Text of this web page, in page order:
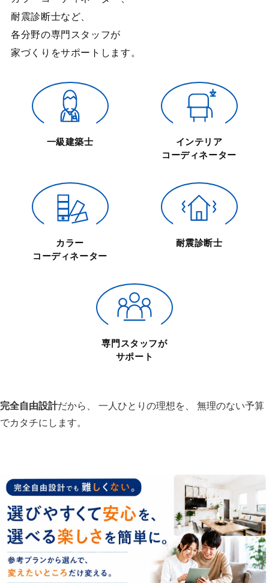
耐震診断士など、
各分野の専門スタッフが
家づくりをサポートします。
一級建築士
インテリア
コーディネーター
カラー
コーディネーター
耐震診断士
専門スタッフが
サポート
完全自由設計だから、 一人ひとりの理想を、 無理のない予算
でカタチにします。